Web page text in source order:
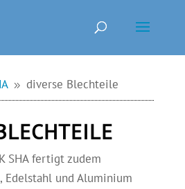
9 diverse Blechteile
SHA fertigt zudem
und Aluminium